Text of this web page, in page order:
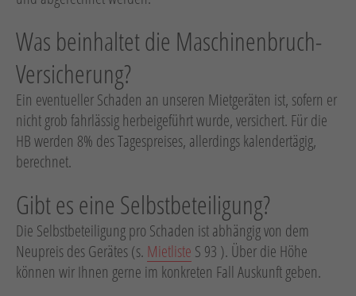
Unternehmen
Jobs
Schulungen
Verweis Verweis
Was beinhaltet die Maschinenbruch-
Versicherung?
Ein eventueller Schaden an unseren Mietgeräten ist, sofern er
nicht grob fahrlässig herbeigeführt wurde, versichert. Für die
HB werden 8% des Tagespreises, allerdings kalendertägig,
berechnet.
Gibt es eine Selbstbeteiligung?
Die Selbstbeteiligung pro Schaden ist abhängig von dem
Neupreis des Gerätes (s. Mietliste S 93 ). Über die Höhe
können wir Ihnen gerne im konkreten Fall Auskunft geben.